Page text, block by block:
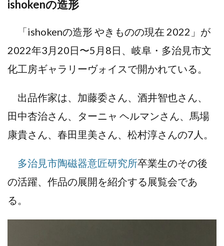
ishokenの造形
「ishokenの造形 やきものの現在 2022」が
2022年3月20日〜5月8日、岐阜・多治見市文
化工房ギャラリーヴォイスで開かれている。
出品作家は、加藤委さん、酒井智也さん、
田中杏治さん、ターニャ ヘルマンさん、馬場
康貴さん、春田里美さん、松村淳さんの7人。
多治見市陶磁器意匠研究所卒業生のその後
の活躍、作品の展開を紹介する展覧会であ
る。